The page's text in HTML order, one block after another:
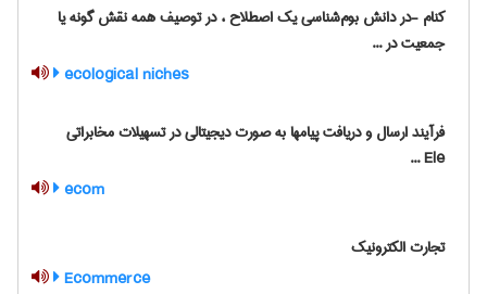
کنام -در دانش بوم‌شناسی یک اصطلاح ، در توصیف همه نقش گونه یا
جمعیت در ...
ecological niches
فرآیند ارسال و دریافت پیامها به صورت دیجیتالی در تسهیلات مخابراتی
Ele ...
ecom
تجارت الکترونیک
Ecommerce